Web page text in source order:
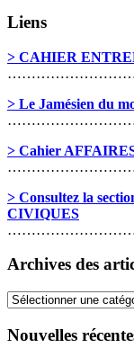
Liens
> CAHIER
> Le Jamésien du
> Cahier
> Consultez la
CIVIQUES
Archives des
Archives
articles
Nouvelles